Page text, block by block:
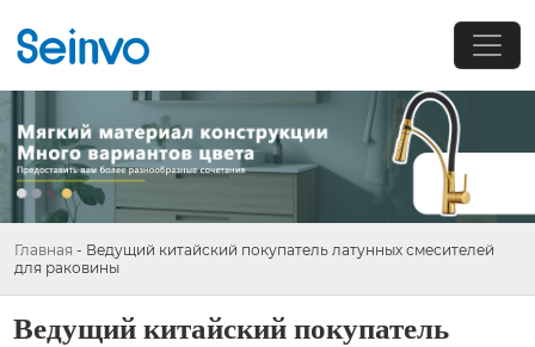
Главная - Ведущий китайский покупатель латунных смесителей
для раковины
Ведущий китайский покупатель